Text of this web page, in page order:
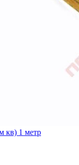
кв) 1 метр